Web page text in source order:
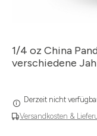
1/4 oz China
verschiedene
Versandkosten &
Derzeit nicht